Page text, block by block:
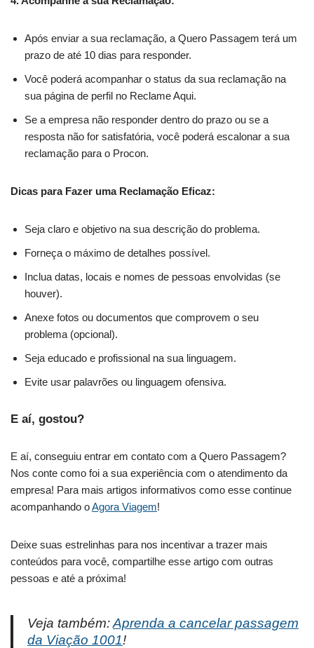
Após enviar a sua reclamação, a Quero Passagem terá um
prazo de até 10 dias para responder.
Você poderá acompanhar o status da sua reclamação na
sua página de perfil no Reclame Aqui.
Se a empresa não responder dentro do prazo ou se a
resposta não for satisfatória, você poderá escalonar a sua
reclamação para o Procon.
Dicas para Fazer uma Reclamação Eficaz:
Seja claro e objetivo na sua descrição do problema.
Forneça o máximo de detalhes possível.
Inclua datas, locais e nomes de pessoas envolvidas (se
houver).
Anexe fotos ou documentos que comprovem o seu
problema (opcional).
Seja educado e profissional na sua linguagem.
Evite usar palavrões ou linguagem ofensiva.
E aí, gostou?
E aí, conseguiu entrar em contato com a Quero Passagem?
Nos conte como foi a sua experiência com o atendimento da
empresa! Para mais artigos informativos como esse continue
acompanhando oAgora Viagem!
Deixe suas estrelinhas para nos incentivar a trazer mais
conteúdos para você, compartilhe esse artigo com outras
pessoas e até a próxima!
Veja também:Aprenda a cancelar passagem
da Viação 1001!